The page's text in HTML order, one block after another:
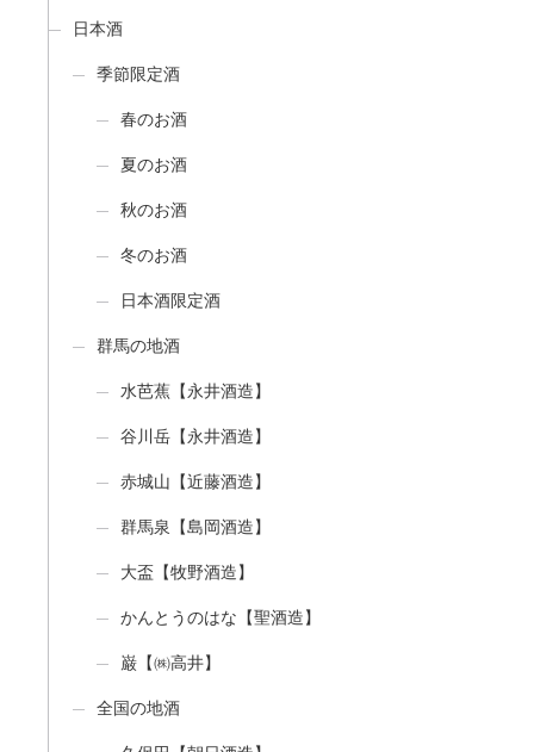
日本酒
季節限定酒
春のお酒
夏のお酒
秋のお酒
冬のお酒
日本酒限定酒
群馬の地酒
水芭蕉【永井酒造】
谷川岳【永井酒造】
赤城山【近藤酒造】
群馬泉【島岡酒造】
大盃【牧野酒造】
かんとうのはな【聖酒造】
巌【㈱高井】
全国の地酒